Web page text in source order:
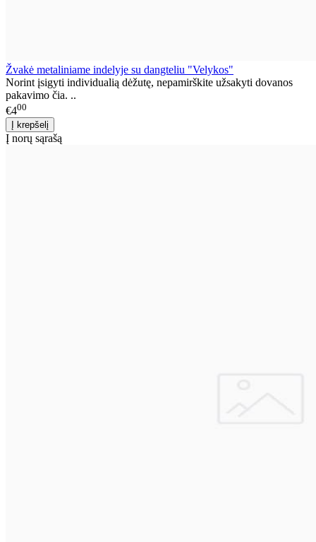
Žvakė metaliniame indelyje su dangteliu "Velykos"
Norint įsigyti individualią dėžutę, nepamirškite užsakyti dovanos
pakavimo čia. ..
€400
Į norų sąrašą